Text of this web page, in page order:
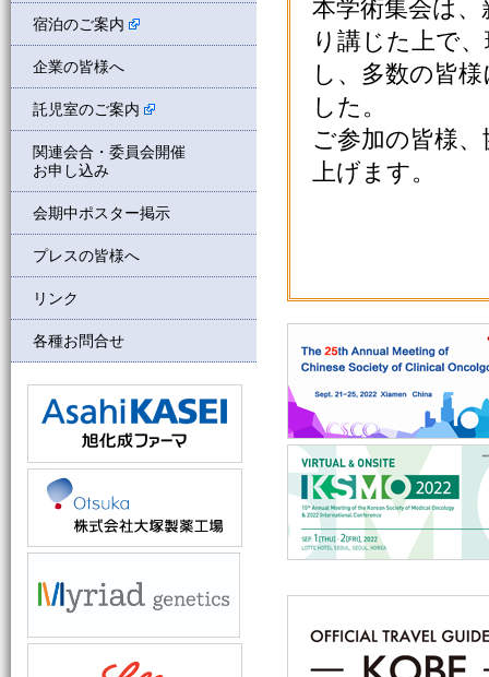
本学術集会は
り講じた上で
し、多数の皆
した。
ご参加の皆様
上げます。
宿泊のご案内
企業の皆様へ
託児室のご案内
関連会合・委員会開催
お申し込み
会期中ポスター掲示
プレスの皆様へ
リンク
各種お問合せ